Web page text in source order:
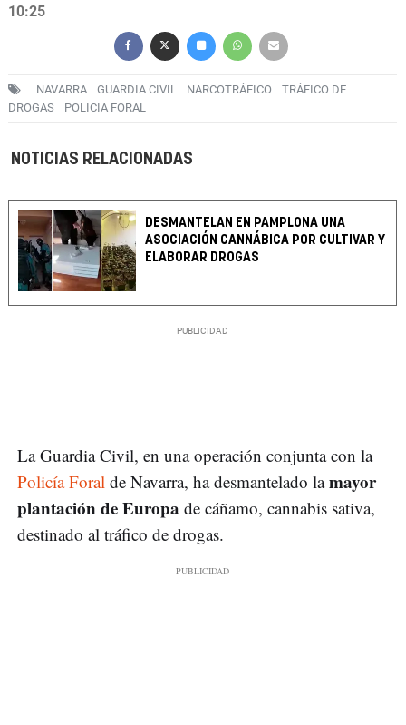
10:25
NAVARRA GUARDIA CIVIL NARCOTRÁFICO
TRÁFICO DE
DROGAS
POLICIA FORAL
NOTICIAS RELACIONADAS
DESMANTELAN EN PAMPLONA UNA
ASOCIACIÓN CANNÁBICA POR CULTIVAR Y
ELABORAR DROGAS
La Guardia Civil, en una operación conjunta con la
Policía Foral de Navarra, ha desmantelado lamayor
plantación de Europa de cáñamo, cannabis sativa,
destinado al tráfico de drogas.